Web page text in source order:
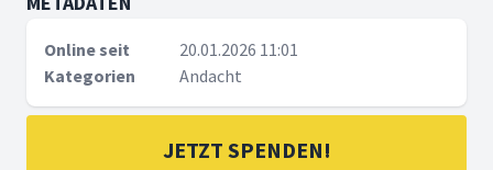
Online seit
20.01.2026 11:01
Kategorien
Andacht
JETZT SPENDEN!